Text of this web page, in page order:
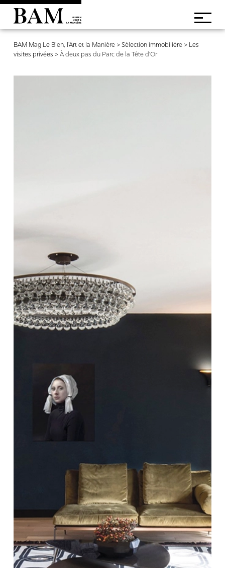
BAM Mag Le Bien, l'Art et la Manière >Sélection immobilière > Les
visites privées >À deux pas du Parc de la Tête d’Or